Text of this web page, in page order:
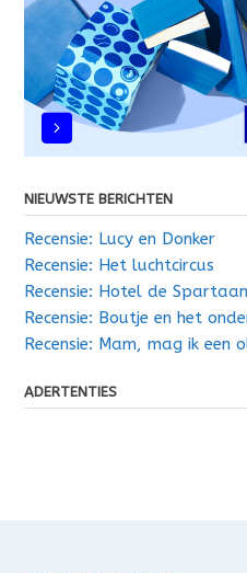
NIEUWSTE BERICHTEN
Recensie: Lucy en Donker
Recensie: Het luchtcircus
Recensie: Hotel de Spartaan
Recensie: Boutje en het
Recensie: Mam, mag ik een
ADERTENTIES